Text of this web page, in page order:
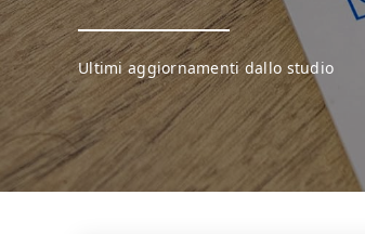
Ultimi aggiornamenti dallo studio